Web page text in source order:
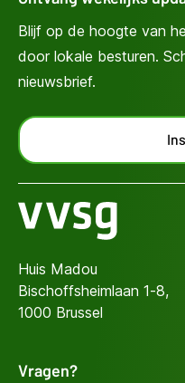
Blijf op de hoogte van
door lokale besturen.
nieuwsbrief.
Huis Madou
Bischoffsheimlaan 1-8,
1000 Brussel
Vragen?